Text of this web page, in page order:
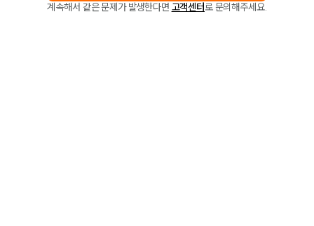
계속해서 같은 문제가 발생한다면 고객센터로 문의해주세요.